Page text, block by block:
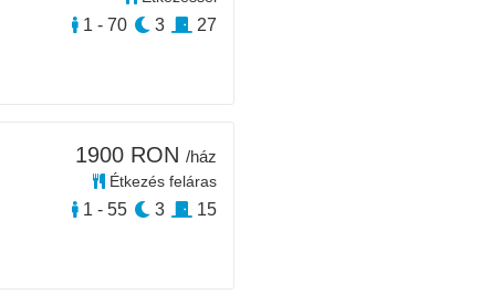
1 - 70 3 27
1900 RON /ház
Étkezés feláras
1 - 55 3 15